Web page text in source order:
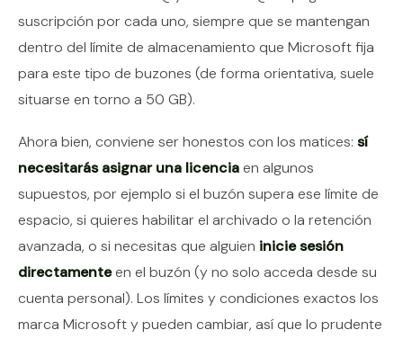
suscripción por cada uno, siempre que se mantengan
dentro del límite de almacenamiento que Microsoft fija
para este tipo de buzones (de forma orientativa, suele
situarse en torno a 50 GB).
Ahora bien, conviene ser honestos con los matices: sí
necesitarás asignar una licencia en algunos
supuestos, por ejemplo si el buzón supera ese límite de
espacio, si quieres habilitar el archivado o la retención
avanzada, o si necesitas que alguien inicie sesión
directamenteen el buzón (y no solo acceda desde su
cuenta personal). Los límites y condiciones exactos los
marca Microsoft y pueden cambiar, así que lo prudente